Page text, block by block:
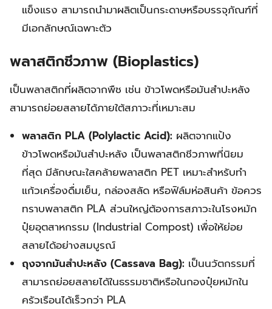
แข็งแรง สามารถนำมาผลิตเป็นกระดาษหรือบรรจุภัณฑ์ที่
มีเอกลักษณ์เฉพาะตัว
พลาสติกชีวภาพ (Bioplastics)
เป็นพลาสติกที่ผลิตจากพืช เช่น ข้าวโพดหรือมันสำปะหลัง
สามารถย่อยสลายได้ภายใต้สภาวะที่เหมาะสม
พลาสติก PLA (Polylactic Acid): ผลิตจากแป้ง
ข้าวโพดหรือมันสำปะหลัง เป็นพลาสติกชีวภาพที่นิยม
ที่สุด มีลักษณะใสคล้ายพลาสติก PET เหมาะสำหรับทำ
แก้วเครื่องดื่มเย็น, กล่องสลัด หรือฟิล์มห่อสินค้า ข้อควร
ทราบพลาสติก PLA ส่วนใหญ่ต้องการสภาวะในโรงหมัก
ปุ๋ยอุตสาหกรรม (Industrial Compost) เพื่อให้ย่อย
สลายได้อย่างสมบูรณ์
ถุงจากมันสำปะหลัง (Cassava Bag): เป็นนวัตกรรมที่
สามารถย่อยสลายได้ในธรรมชาติหรือในกองปุ๋ยหมักใน
ครัวเรือนได้เร็วกว่า PLA